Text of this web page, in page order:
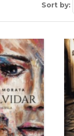
Sort by: